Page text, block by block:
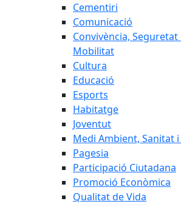
Cementiri
Comunicació
Convivència,
Mobilitat
Cultura
Educació
Esports
Habitatge
Joventut
Medi Ambient, Sanitat
Pagesia
Participació Ciutadana
Promoció Econòmica
Qualitat de Vida